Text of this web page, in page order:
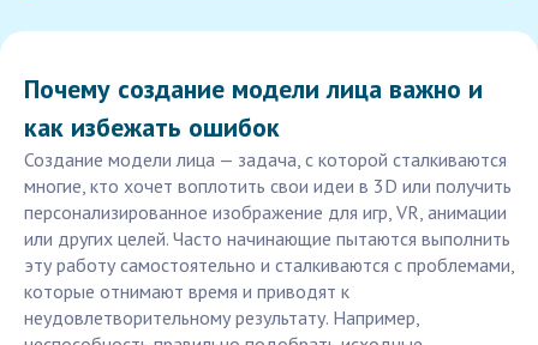
Почему создание модели лица важно и
как избежать ошибок
Создание модели лица — задача, с которой сталкиваются
многие, кто хочет воплотить свои идеи в 3D или получить
персонализированное изображение для игр, VR, анимации
или других целей. Часто начинающие пытаются выполнить
эту работу самостоятельно и сталкиваются с проблемами,
которые отнимают время и приводят к
неудовлетворительному результату. Например,